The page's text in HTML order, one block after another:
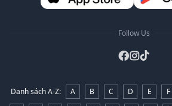
Follow Us
Danh sách A-Z: A B C D E F